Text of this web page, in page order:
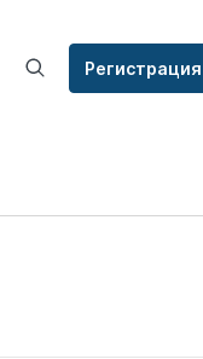
Регистрация